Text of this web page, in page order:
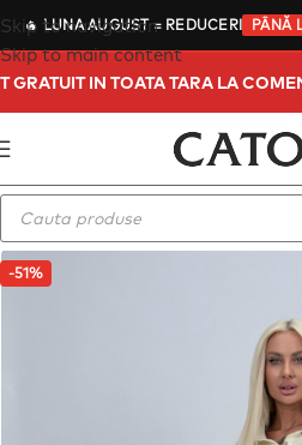
🔥 LUNA AUGUST= REDUCERI PÂNĂ
Skip to navigation
Skip to main content
GRATUIT IN TOATA TARA LA
-51%